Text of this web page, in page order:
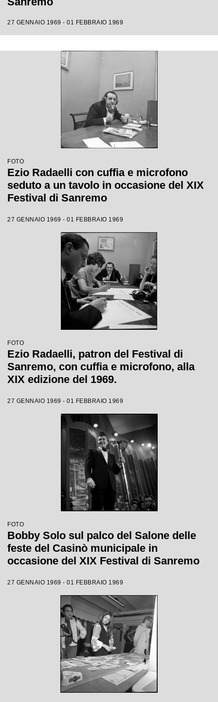
27 GENNAIO 1969 - 01 FEBBRAIO 1969
FOTO
Ezio Radaelli con cuffia e microfono
seduto a un tavolo in occasione del XIX
Festival di Sanremo
27 GENNAIO 1969 - 01 FEBBRAIO 1969
FOTO
Ezio Radaelli, patron del Festival di
Sanremo, con cuffia e microfono, alla
XIX edizione del 1969.
27 GENNAIO 1969 - 01 FEBBRAIO 1969
FOTO
Bobby Solo sul palco del Salone delle
feste del Casinò municipale in
occasione del XIX Festival di Sanremo
27 GENNAIO 1969 - 01 FEBBRAIO 1969